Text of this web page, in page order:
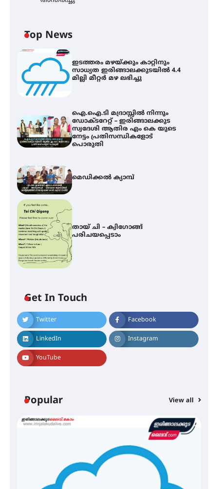
Top News
ഇടത്തരം മഴയ്ക്കും കാറ്റിനും
സാധ്യത ഇരിങ്ങാലക്കുടയിൽ 4.4
മില്ലി മീറ്റർ മഴ ലഭിച്ചു
ഐ.ഐ.ടി മദ്രാസ്സിൽ നിന്നും
ഡോക്ടറേറ്റ് – ഇരിങ്ങാലക്കുട
സ്വദേശി ആതിര എം കെ യുടെ
നേട്ടം പ്രതിസന്ധികളോട്
പൊരുതി
മെഡിക്കൽ ക്യാമ്പ്
തായ് ചി – ക്വിഗോങ്ങ്
പരിചയപ്പെടാം
Get In Touch
Twitter Facebook
LinkedIn Instagram
YouTube
Popular View all
നേട്ടം പ്രതിസന്ധികളോട് പൊരുതി
മെഡിക്കൽ ക്യാമ്പ്